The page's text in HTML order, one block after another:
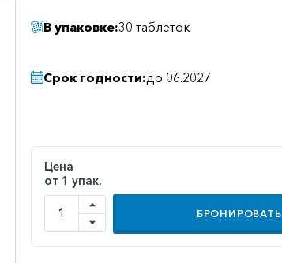
В упаковке:30 таблеток
Срок годности:до 06.2027
Цена
от 1 упак.
БРОНИРОВАТЬ